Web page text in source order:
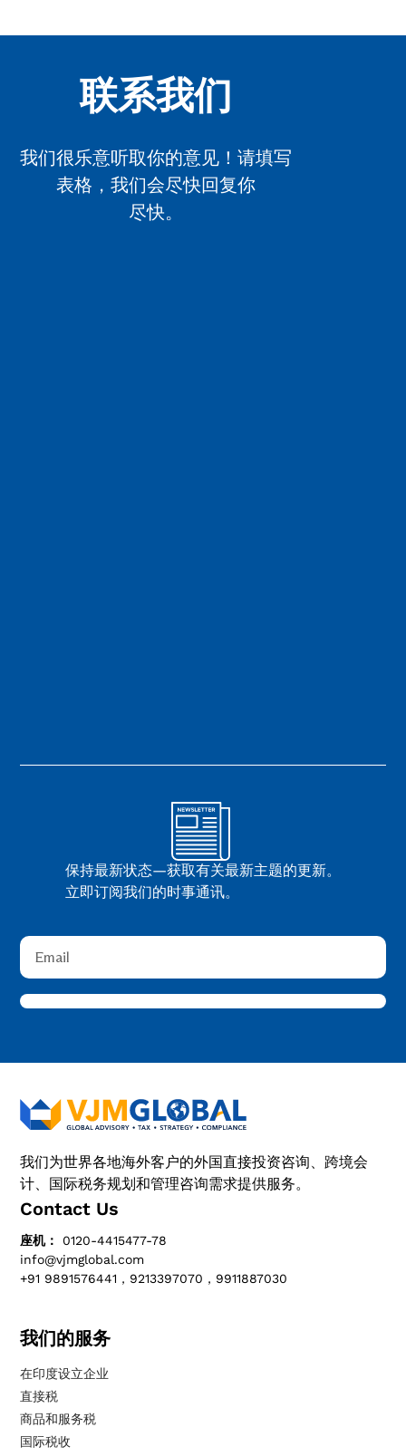
联系我们
我们很乐意听取你的意见！请填写
表格，我们会尽快回复你
尽快。
保持最新状态—获取有关最新主题的更新。
立即订阅我们的时事通讯。
我们为世界各地海外客户的外国直接投资咨询、跨境会
计、国际税务规划和管理咨询需求提供服务。
Contact Us
座机：
0120-4415477-78
info@vjmglobal.com
+91 9891576441，9213397070，9911887030
我们的服务
在印度设立企业
直接税
商品和服务税
国际税收